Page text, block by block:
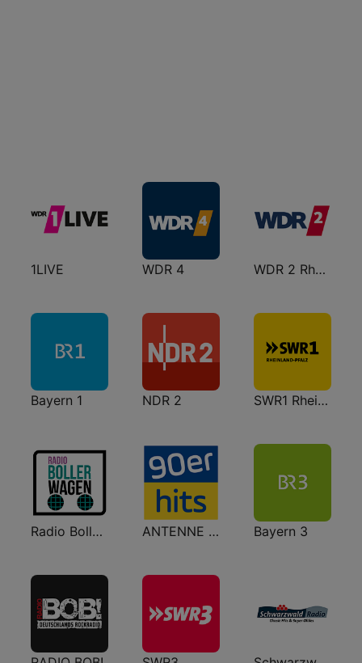
1LIVE WDR 4 WDR 2 Rhein und Ruhr
Bayern 1 NDR 2 SWR1 Rheinland-Pfalz
Radio Bollerwagen ANTENNE BAYERN 90er Hits Bayern 3